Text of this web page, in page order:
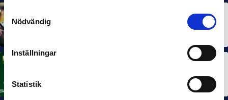
Samtyckesval
Nödvändig
Inställningar
Statistik
Dubbla Landskrona-priser när juni summeras